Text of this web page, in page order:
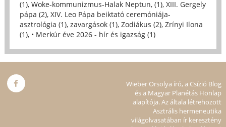
(1), Woke-kommunizmus-Halak Neptun, (1), XIII. Gergely
pápa (2), XIV. Leo Pápa beiktató ceremóniája-
asztrológia (1), zavargások (1), Zodiákus (2), Zrínyi Ilona
(1), • Merkúr éve 2026 - hír és igazság (1)
Wieber Orsolya író, a Csízió Blog
és a Magyar Planétás Honlap
alapítója. Az általa létrehozott
Asztrális hermeneutika
világolvasatában ír keresztény